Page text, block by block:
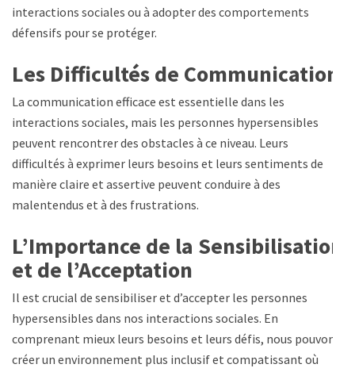
interactions sociales ou à adopter des comportements
défensifs pour se protéger.
Les Difficultés de Communication
La communication efficace est essentielle dans les
interactions sociales, mais les personnes hypersensibles
peuvent rencontrer des obstacles à ce niveau. Leurs
difficultés à exprimer leurs besoins et leurs sentiments de
manière claire et assertive peuvent conduire à des
malentendus et à des frustrations.
L’Importance de la Sensibilisation
et de l’Acceptation
Il est crucial de sensibiliser et d’accepter les personnes
hypersensibles dans nos interactions sociales. En
comprenant mieux leurs besoins et leurs défis, nous pouvons
créer un environnement plus inclusif et compatissant où